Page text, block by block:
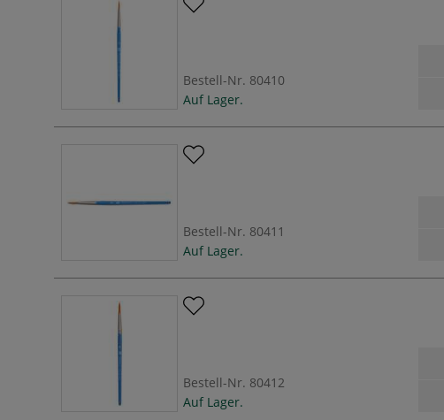
Bestell-Nr. 80410
Auf Lager.
Bestell-Nr. 80411
Auf Lager.
Bestell-Nr. 80412
Auf Lager.